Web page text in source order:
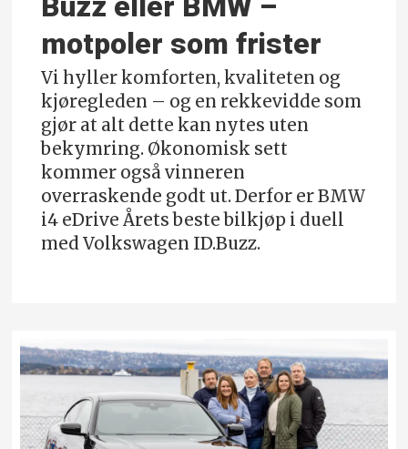
Buzz eller BMW –
motpoler som frister
Vi hyller komforten, kvaliteten og
kjøregleden – og en rekkevidde som
gjør at alt dette kan nytes uten
bekymring. Økonomisk sett
kommer også vinneren
overraskende godt ut. Derfor er BMW
i4 eDrive Årets beste bilkjøp i duell
med Volkswagen ID.Buzz.